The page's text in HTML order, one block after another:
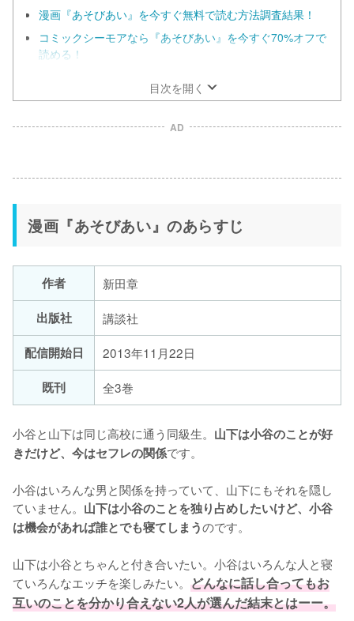
漫画『あそびあい』を今すぐ無料で読む方法調査結果！
コミックシーモアなら『あそびあい』を今すぐ70%オフで
読める！
目次を開く
AD
漫画『あそびあい』のあらすじ
作者
新田章
出版社
講談社
配信開始日
2013年11月22日
既刊
全3巻
小谷と山下は同じ高校に通う同級生。 山下は小谷のことが好
きだけど、今はセフレの関係です。
小谷はいろんな男と関係を持っていて、山下にもそれを隠し
ていません。 山下は小谷のことを独り占めしたいけど、小谷
は機会があれば誰とでも寝てしまうのです。
山下は小谷とちゃんと付き合いたい。小谷はいろんな人と寝
ていろんなエッチを楽しみたい。 どんなに話し合ってもお
互いのことを分かり合えない2人が選んだ結末とはーー。